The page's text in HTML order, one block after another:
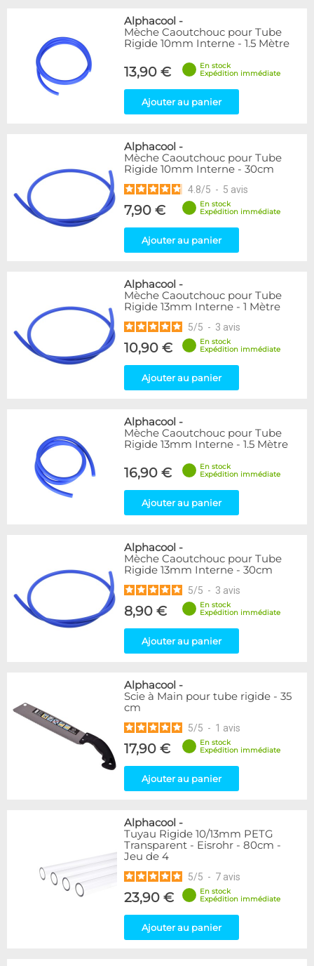
Alphacool -
Mèche Caoutchouc pour Tube
Rigide 10mm Interne - 1.5 Mètre
13,90 €
En stock
Expédition immédiate
Ajouter au panier
Alphacool -
Mèche Caoutchouc pour Tube
Rigide 10mm Interne - 30cm
4.8/5 - 5 avis
7,90 €
En stock
Expédition immédiate
Ajouter au panier
Alphacool -
Mèche Caoutchouc pour Tube
Rigide 13mm Interne - 1 Mètre
5/5 - 3 avis
10,90 €
En stock
Expédition immédiate
Ajouter au panier
Alphacool -
Mèche Caoutchouc pour Tube
Rigide 13mm Interne - 1.5 Mètre
16,90 €
En stock
Expédition immédiate
Ajouter au panier
Alphacool -
Mèche Caoutchouc pour Tube
Rigide 13mm Interne - 30cm
5/5 - 3 avis
8,90 €
En stock
Expédition immédiate
Ajouter au panier
Alphacool -
Scie à Main pour tube rigide - 35
cm
5/5 - 1 avis
17,90 €
En stock
Expédition immédiate
Ajouter au panier
Alphacool -
Tuyau Rigide 10/13mm PETG
Transparent - Eisrohr - 80cm -
Jeu de 4
5/5 - 7 avis
23,90 €
En stock
Expédition immédiate
Ajouter au panier